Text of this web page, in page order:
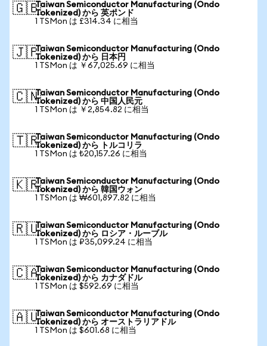
🇬🇧Taiwan Semiconductor Manufacturing (Ondo
Tokenized) から 英ポンド
1 TSMon は £314.34 に相当
🇯🇵Taiwan Semiconductor Manufacturing (Ondo
Tokenized) から 日本円
1 TSMon は ￥67,025.69 に相当
🇨🇳Taiwan Semiconductor Manufacturing (Ondo
Tokenized) から 中国人民元
1 TSMon は ￥2,854.82 に相当
🇹🇷Taiwan Semiconductor Manufacturing (Ondo
Tokenized) から トルコリラ
1 TSMon は ₺20,157.26 に相当
🇰🇷Taiwan Semiconductor Manufacturing (Ondo
Tokenized) から 韓国ウォン
1 TSMon は ₩601,897.82 に相当
🇷🇺Taiwan Semiconductor Manufacturing (Ondo
Tokenized) から ロシア・ルーブル
1 TSMon は ₽35,099.24 に相当
🇨🇦Taiwan Semiconductor Manufacturing (Ondo
Tokenized) から カナダドル
1 TSMon は $592.69 に相当
🇦🇺Taiwan Semiconductor Manufacturing (Ondo
Tokenized) から オーストラリアドル
1 TSMon は $601.68 に相当